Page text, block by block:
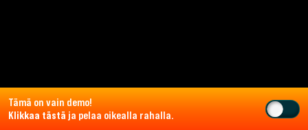
Tämä on vain demo!
Klikkaa tästä ja pelaa oikealla rahalla.